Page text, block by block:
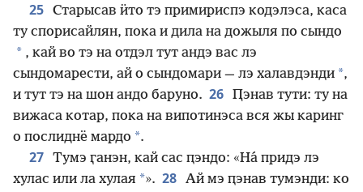
25 Старысав ӥто тэ примириспэ кодэлэса, каса
ту спорисайлян, пока и дила на дожыля по сындо
* , кай во тэ на отдэл тут андэ вас лэ
сындомарести, ай о сындомари — лэ халавдэнди *,
и тут тэ на шон андо баруно. 26 Ԥэнав тути: ту на
вижаса котар, пока на випотинэса вся жы каринг
о послиднё мардо *.
27 Тумэ ӷанэн, кай сас ԥэндо: «На́ придэ лэ
хулас или ла хулая *». 28 Ай мэ ԥэнав тумэнди: ко